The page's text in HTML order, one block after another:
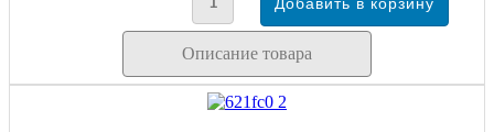
Описание товара